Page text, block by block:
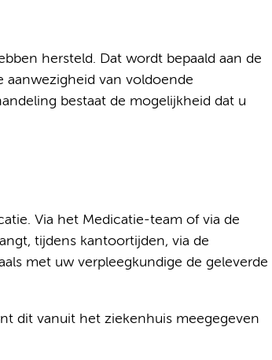
hersteld. Dat wordt bepaald aan de
aanwezigheid van voldoende
bestaat de mogelijkheid dat u
Via het Medicatie-team of via de
tijdens kantoortijden, via de
met uw verpleegkundige de geleverde
dit vanuit het ziekenhuis meegegeven